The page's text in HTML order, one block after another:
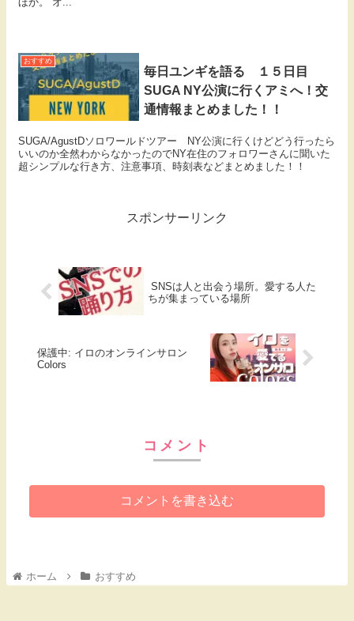
おすすめ
毎日ユンギを語る １５日目
SUGA NY公演に行くアミへ！交
通情報まとめました！！
SUGA/AgustDソロワールドツアー NY公演に行くけどどう行ったら
いいのか全然わからなかったのでNY在住のフォロワーさんに聞いた
超シンプルな行き方、注意事項、時刻表などまとめました！！
スポンサーリンク
SNSは人と出会う場所。愛する人た
ちが集まっている場所
保護中: イロのオンラインサロン
Colors
コメント
コメントを書き込む
ホーム おすすめ